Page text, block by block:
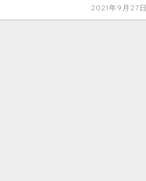
2021年9月27日